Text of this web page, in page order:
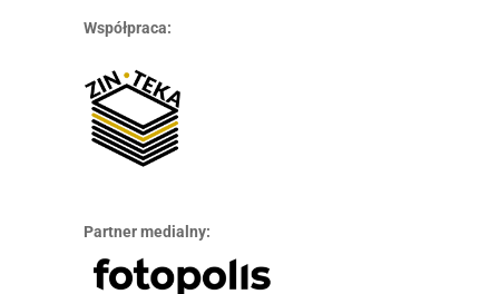
Współpraca:
Partner medialny: